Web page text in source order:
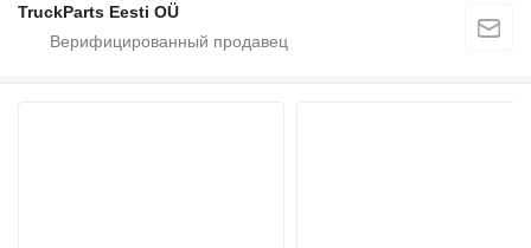
TruckParts Eesti OÜ